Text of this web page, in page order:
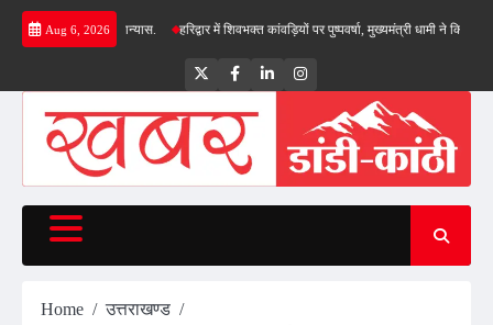
Skip
Aug 6, 2026
शिलान्यास. हरिद्वार में शिवभक्त कांवड़ियों पर पुष्पवर्षा, मुख्यमंत्री धामी ने किया चरण
TwitterFacebookLinkedInInstagram
Home
उत्तराखण्ड